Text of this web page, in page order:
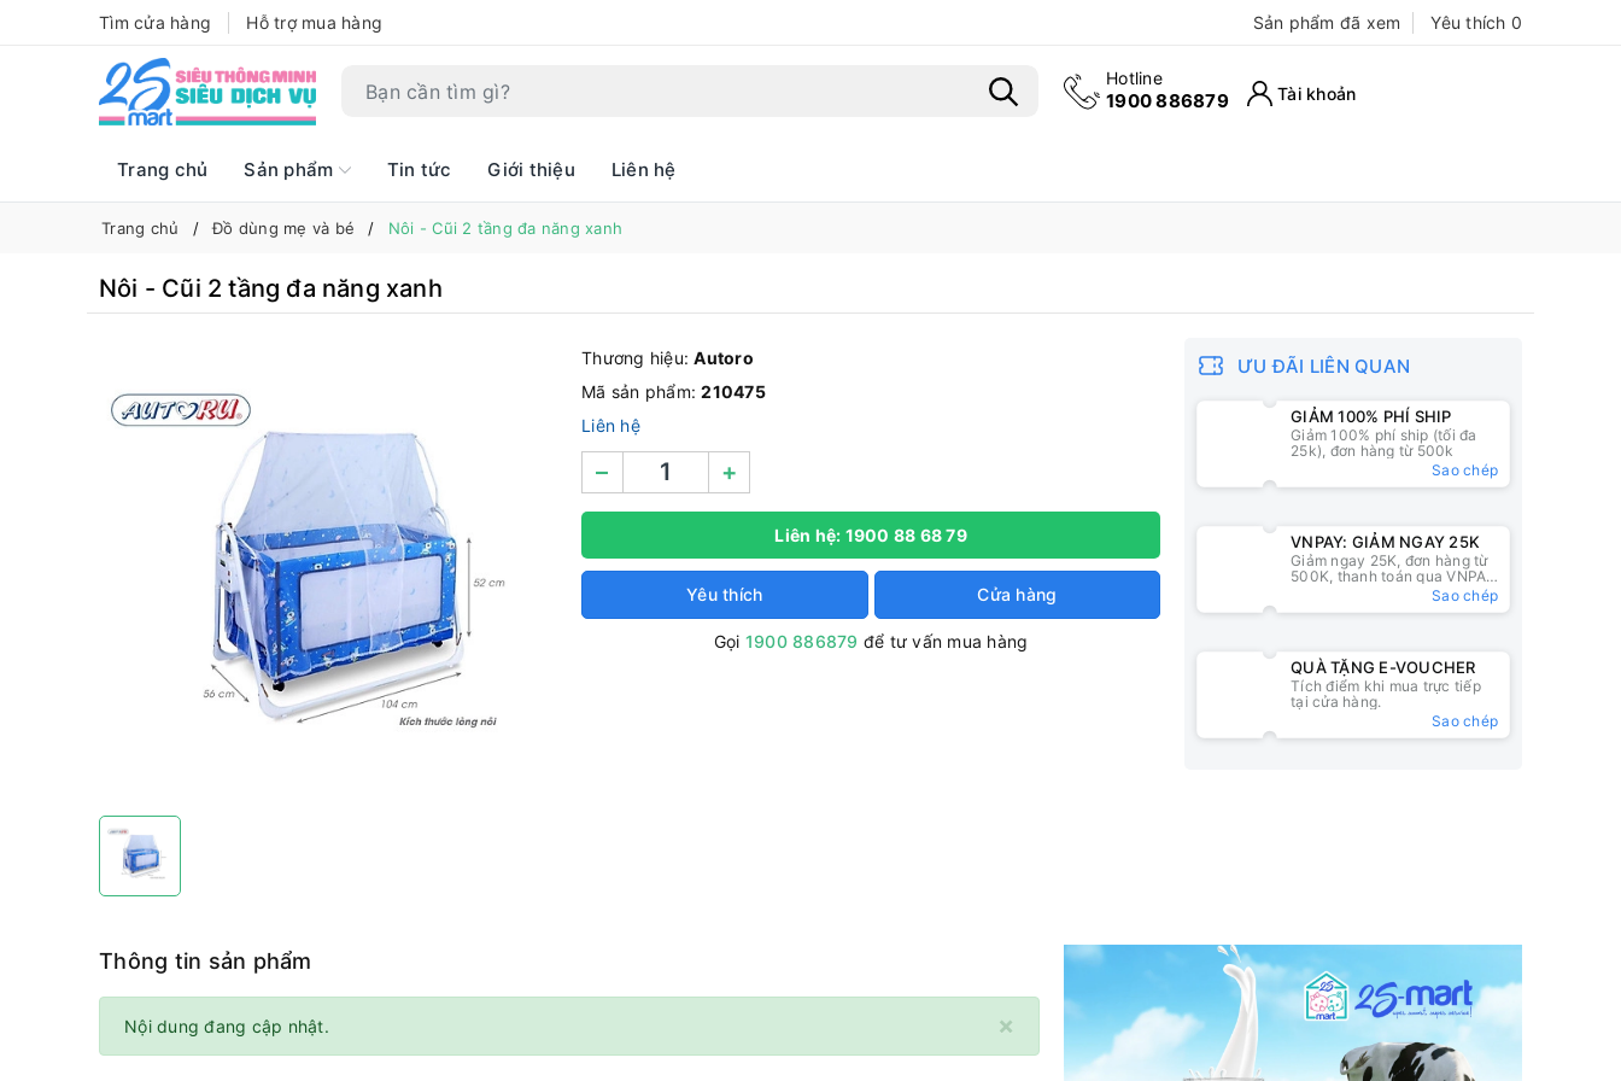
Tìm cửa hàng Hỗ trợ mua hàng Sản phẩm đã xem Yêu thích 0
Hotline
1900 886879 Tài khoản
Trang chủ Sản phẩm Tin tức Giới thiệu Liên hệ
Trang chủ Đồ dùng mẹ và bé Nôi - Cũi 2 tầng đa năng xanh
Nôi - Cũi 2 tầng đa năng xanh
Thương hiệu:Autoro
Mã sản phẩm:210475
Liên hệ
– +
Liên hệ: 1900 88 68 79
Yêu thích Cửa hàng
Gọi 1900 886879 để tư vấn mua hàng
ƯU ĐÃI LIÊN QUAN
GIẢM 100% PHÍ SHIP
Giảm 100% phí ship (tối đa
25k), đơn hàng từ 500k
Sao chép
VNPAY: GIẢM NGAY 25K
Giảm ngay 25K, đơn hàng từ
500K, thanh toán qua VNPAY
Sao chép
QUÀ TẶNG E-VOUCHER
Tích điểm khi mua trực tiếp
tại cửa hàng.
Sao chép
Thông tin sản phẩm
×
Nội dung đang cập nhật.